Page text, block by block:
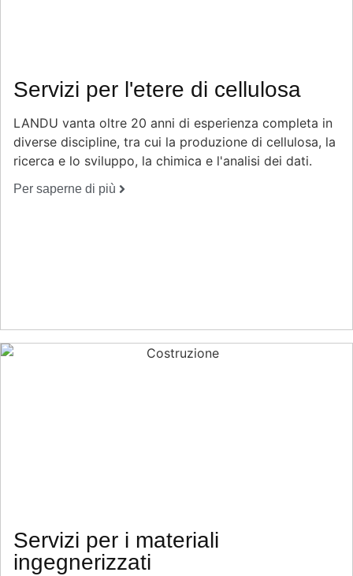
Servizi per l'etere di cellulosa
LANDU vanta oltre 20 anni di esperienza completa in
diverse discipline, tra cui la produzione di cellulosa, la
ricerca e lo sviluppo, la chimica e l'analisi dei dati.
Per saperne di più
Servizi per i materiali
ingegnerizzati